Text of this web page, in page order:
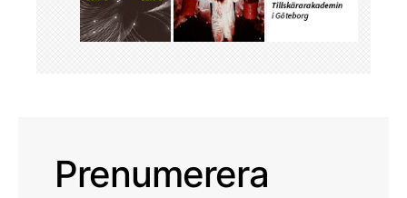
Prenumerera